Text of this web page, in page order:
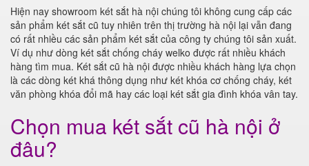
Hiện nay showroom két sắt hà nội chúng tôi không cung cấp các
sản phẩm két sắt cũ tuy nhiên trên thị trường hà nội lại vẫn đang
có rất nhiều các sản phẩm két sắt của công ty chúng tôi sản xuất.
Ví dụ như dòng két sắt chống cháy welko được rất nhiều khách
hàng tìm mua. Két sắt cũ hà nội được nhiều khách hàng lựa chọn
là các dòng két khá thông dụng như két khóa cơ chống cháy, két
văn phòng khóa đổi mã hay các loại két sắt gia đình khóa vân tay.
Chọn mua két sắt cũ hà nội ở
đâu?